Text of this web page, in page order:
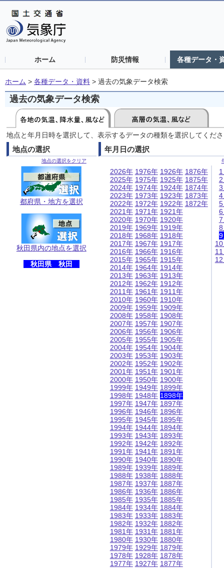
ホーム 防災情報 各種データ・
ホーム > 各種データ・資料 > 過去の気象データ検索
過去の気象データ検索
地点と年月日時を選択して、表示するデータの種類を選択してくだ
地点の選択
地点の選択をクリア
都府県・地方を選択
秋田県内の地点を選択
秋田県 秋田
年月日の選択
2026年
2025年
2024年
2023年
2022年
2021年
2020年
2019年
2018年
2017年
2016年
2015年
2014年
2013年
2012年
2011年
2010年
2009年
2008年
2007年
2006年
2005年
2004年
2003年
2002年
2001年
2000年
1999年
1998年
1997年
1996年
1995年
1994年
1993年
1992年
1991年
1990年
1989年
1988年
1987年
1986年
1985年
1984年
1983年
1982年
1981年
1980年
1979年
1978年
1977年
1976年
1975年
1974年
1973年
1972年
1971年
1970年
1969年
1968年
1967年
1966年
1965年
1964年
1963年
1962年
1961年
1960年
1959年
1958年
1957年
1956年
1955年
1954年
1953年
1952年
1951年
1950年
1949年
1948年
1947年
1946年
1945年
1944年
1943年
1942年
1941年
1940年
1939年
1938年
1937年
1936年
1935年
1934年
1933年
1932年
1931年
1930年
1929年
1928年
1927年
1926年
1925年
1924年
1923年
1922年
1921年
1920年
1919年
1918年
1917年
1916年
1915年
1914年
1913年
1912年
1911年
1910年
1909年
1908年
1907年
1906年
1905年
1904年
1903年
1902年
1901年
1900年
1899年
1898年
1897年
1896年
1895年
1894年
1893年
1892年
1891年
1890年
1889年
1888年
1887年
1886年
1885年
1884年
1883年
1882年
1881年
1880年
1879年
1878年
1877年
1876年
1875年
1874年
1873年
1872年